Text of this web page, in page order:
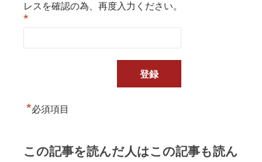
レスを確認の為、再度入力ください。
*
*必須項目
この記事を読んだ人はこの記事も読ん